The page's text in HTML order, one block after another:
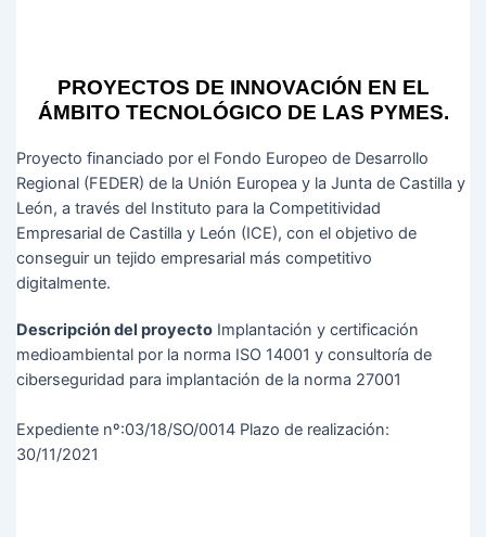
PROYECTOS DE INNOVACIÓN EN EL
ÁMBITO TECNOLÓGICO DE LAS PYMES.
Proyecto financiado por el Fondo Europeo de Desarrollo
Regional (FEDER) de la Unión Europea y la Junta de Castilla y
León, a través del Instituto para la Competitividad
Empresarial de Castilla y León (ICE), con el objetivo de
conseguir un tejido empresarial más competitivo
digitalmente.
Descripción del proyecto Implantación y certificación
medioambiental por la norma ISO 14001 y consultoría de
ciberseguridad para implantación de la norma 27001
Expediente nº:03/18/SO/0014 Plazo de realización:
30/11/2021